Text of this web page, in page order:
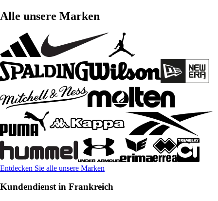
Alle unsere Marken
Entdecken Sie alle unsere Marken
Kundendienst in Frankreich